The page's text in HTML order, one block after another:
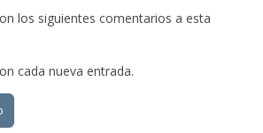
los siguientes comentarios a esta
cada nueva entrada.